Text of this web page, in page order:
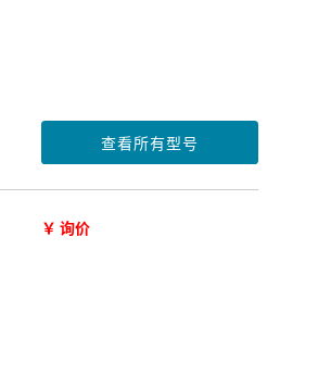
查看所有型号
￥ 询价